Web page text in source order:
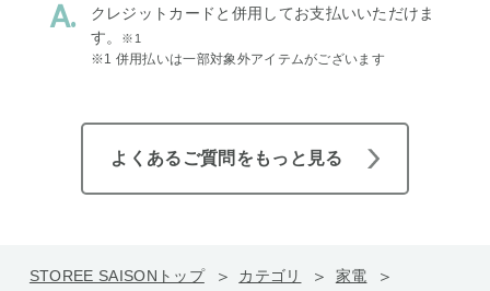
クレジットカードと併用してお支払いいただけま
す。
※1
※1 併用払いは一部対象外アイテムがございます
よくあるご質問をもっと見る
STOREE SAISONトップ カテゴリ
家電